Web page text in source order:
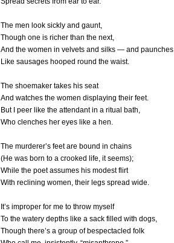
The men look sickly and gaunt,
Though one is richer than the next,
And the women in velvets and silks — and paunches
Like sausages hooped round the waist.
The shoemaker takes his seat
And watches the women displaying their feet.
But I peer like the attendant in a ritual bath,
Who clenches her eyes like a hen.
The murderer’s feet are bound in chains
(He was born to a crooked life, it seems);
While the poet assumes his modest flirt
With reclining women, their legs spread wide.
It’s improper for me to throw myself
To the watery depths like a sack filled with dogs,
Though there’s a group of bespectacled folk